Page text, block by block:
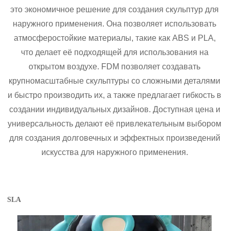
это экономичное решение для создания скульптур для
наружного применения. Она позволяет использовать
атмосферостойкие материалы, такие как ABS и PLA,
что делает её подходящей для использования на
открытом воздухе. FDM позволяет создавать
крупномасштабные скульптуры со сложными деталями
и быстро производить их, а также предлагает гибкость в
создании индивидуальных дизайнов. Доступная цена и
универсальность делают её привлекательным выбором
для создания долговечных и эффектных произведений
искусства для наружного применения.
SLA